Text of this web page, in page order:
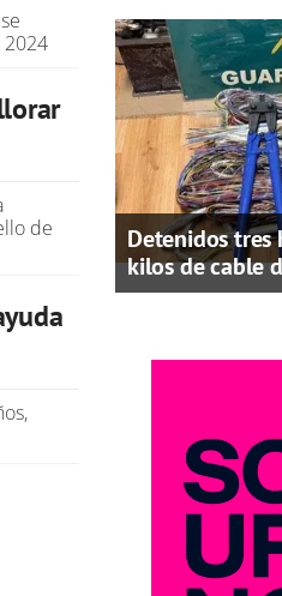
2024
de
Detenidos tres
kilos de cable